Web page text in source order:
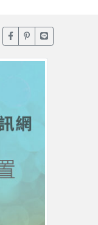
臉書分享(另開新視窗)
噗浪分享(另開新
Line分享(另